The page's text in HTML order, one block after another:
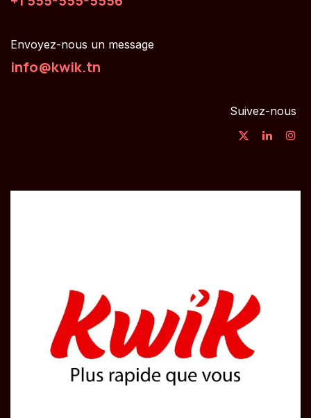
Envoyez-nous un message
info@kwik.tn
Suivez-nous